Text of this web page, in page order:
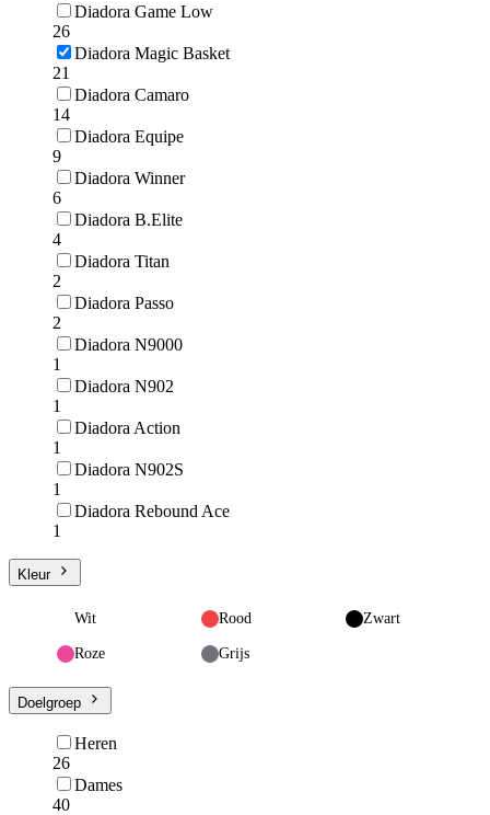
Diadora Game Low
26
Diadora Magic Basket
21
Diadora Camaro
14
Diadora Equipe
9
Diadora Winner
6
Diadora B.Elite
4
Diadora Titan
2
Diadora Passo
2
Diadora N9000
1
Diadora N902
1
Diadora Action
1
Diadora N902S
1
Diadora Rebound Ace
1
Kleur
Wit Rood Zwart
Roze Grijs
Doelgroep
Heren
26
Dames
40